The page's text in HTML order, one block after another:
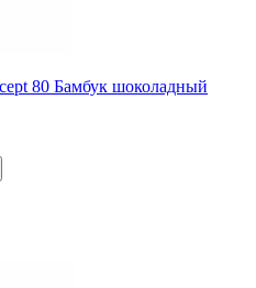
80 Бамбук шоколадный